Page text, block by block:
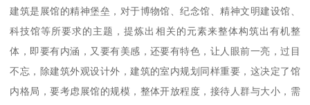
建筑是展馆的精神堡垒，对于博物馆、纪念馆、精神文明建设馆、
科技馆等所要求的主题，提炼出相关的元素来整体构筑出有机整
体，即要有内涵，又要有美感，还要有特色，让人眼前一亮，过目
不忘，除建筑外观设计外，建筑的室内规划同样重要，这决定了馆
内格局，要考虑展馆的规模，整体开放程度，接待人群与大小，需